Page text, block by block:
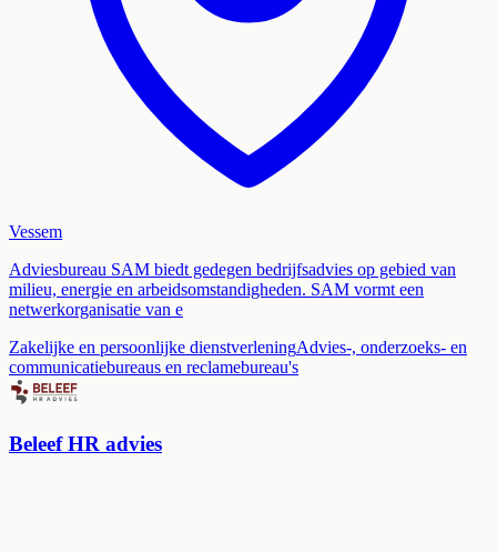
Vessem
Adviesbureau SAM biedt gedegen bedrijfsadvies op gebied van
milieu, energie en arbeidsomstandigheden. SAM vormt een
netwerkorganisatie van e
Zakelijke en persoonlijke dienstverleningAdvies-, onderzoeks- en
communicatiebureaus en reclamebureau's
Beleef HR advies